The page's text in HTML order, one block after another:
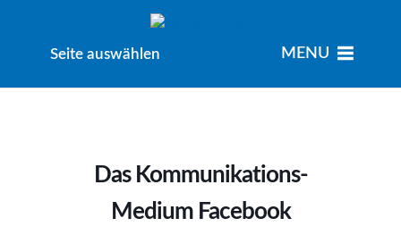
Seite auswählen MENU
Das Kommunikations-
Medium Facebook